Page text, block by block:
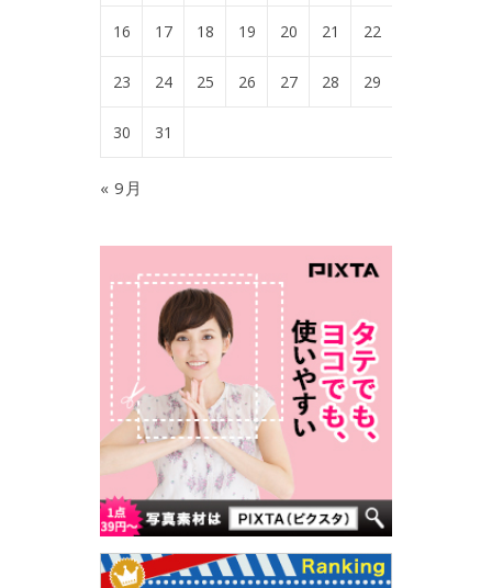
16 17 18 19 20 21 22
23 24 25 26 27 28 29
30 31
« 9月